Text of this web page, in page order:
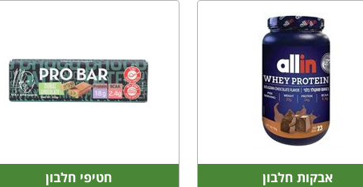
אבקות חלבון חטיפי חלבון